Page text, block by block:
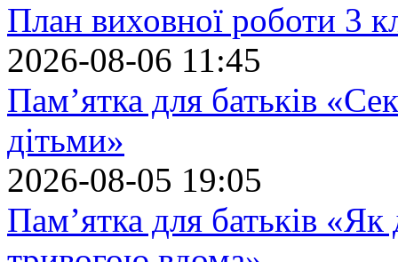
План виховної роботи 3
2026-08-06 11:45
Пам’ятка для батьків
дітьми»
2026-08-05 19:05
Пам’ятка для батьків